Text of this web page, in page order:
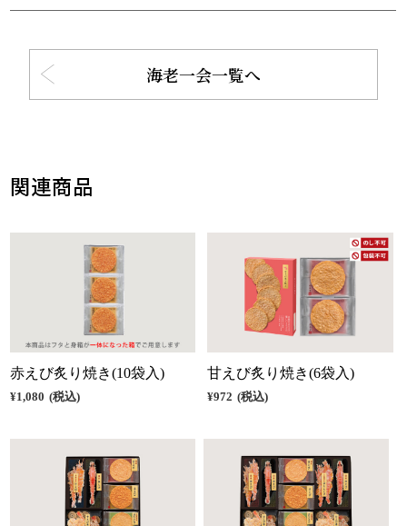
海老一会一覧へ
関連商品
赤えび炙り焼き(10袋入)
¥1,080 (税込)
甘えび炙り焼き(6袋入)
¥972 (税込)